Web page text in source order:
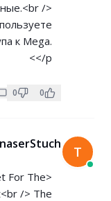
/>
к Mega.
</p>
0
0
T
For The
/> The